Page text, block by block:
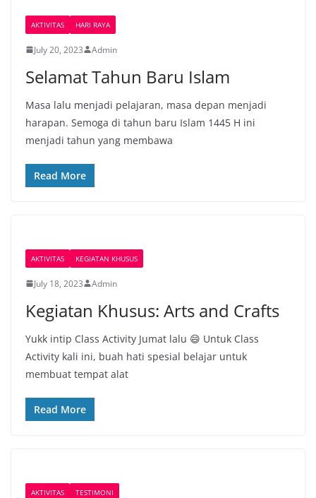
AKTIVITAS HARI RAYA
July 20, 2023 Admin
Selamat Tahun Baru Islam
Masa lalu menjadi pelajaran, masa depan menjadi
harapan. Semoga di tahun baru Islam 1445 H ini
menjadi tahun yang membawa
Read More
AKTIVITAS KEGIATAN KHUSUS
July 18, 2023 Admin
Kegiatan Khusus: Arts and Crafts
Yukk intip Class Activity Jumat lalu 😄 Untuk Class
Activity kali ini, buah hati spesial belajar untuk
membuat tempat alat
Read More
AKTIVITAS TESTIMONI